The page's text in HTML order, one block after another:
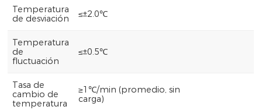
Temperatura
de desviación
≤±2.0℃
Temperatura
de
fluctuación
≤±0.5℃
Tasa de
cambio de
temperatura
≥1℃/min (promedio, sin
carga)